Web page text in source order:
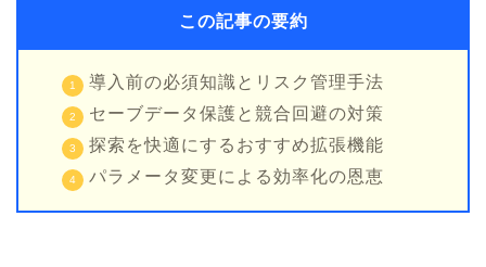
この記事の要約
導入前の必須知識とリスク管理手法
セーブデータ保護と競合回避の対策
探索を快適にするおすすめ拡張機能
パラメータ変更による効率化の恩恵